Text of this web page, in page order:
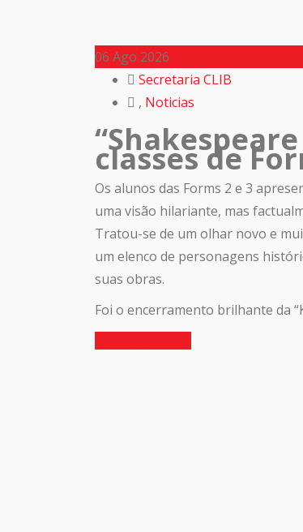
06 Ago 2026
Secretaria CLIB
, Noticias
classes de
Os alunos das Forms 2 e 3
uma visão hilariante, mas
Tratou-se de um olhar novo e
um elenco de personagens
suas obras.
Foi o encerramento brilhante da